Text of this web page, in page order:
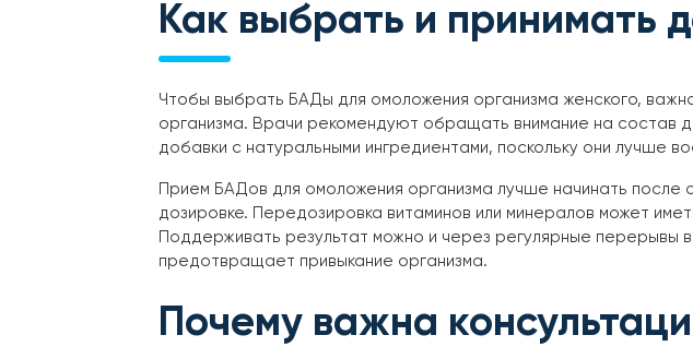
Как выбрать и принимать
Чтобы выбрать БАДы для омоложения организма женского,
организма. Врачи рекомендуют обращать внимание на состав
добавки с натуральными ингредиентами, поскольку они лучше
Прием БАДов для омоложения организма лучше начинать после
дозировке. Передозировка витаминов или минералов может
Поддерживать результат можно и через регулярные
предотвращает привыкание организма.
Почему важна